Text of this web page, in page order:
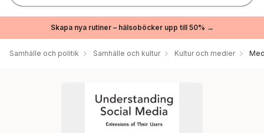
Skapa nya rutiner – hälsoböcker upp till 50% →
Samhälle och politik Samhälle och kultur Kultur och medier